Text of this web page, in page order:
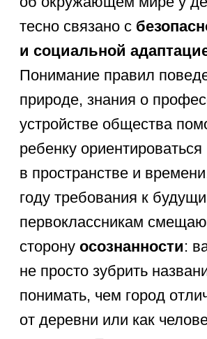
узнавать в лицо 5-7 видов деревьев
своего региона (например, березу,
дуб, сосну), называть садовые и
полевые цветы, а также отличать
овощи, фрукты и ягоды по их
внешним признакам и месту
произрастания (на дереве, в земле,
на кустике). Особое внимание стоит
уделитьнасекомым и птицам, их
леса.
Дикие животные лесов
России(медведь, волк, лиса,
заяц, еж, белка) и их детеныши.
Животные жарких стран и
Севера(слон, жираф, тигр, лев,
белый медведь, пингвин).